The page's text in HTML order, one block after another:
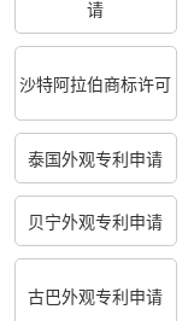
请
沙特阿拉伯商标许可
泰国外观专利申请
贝宁外观专利申请
古巴外观专利申请